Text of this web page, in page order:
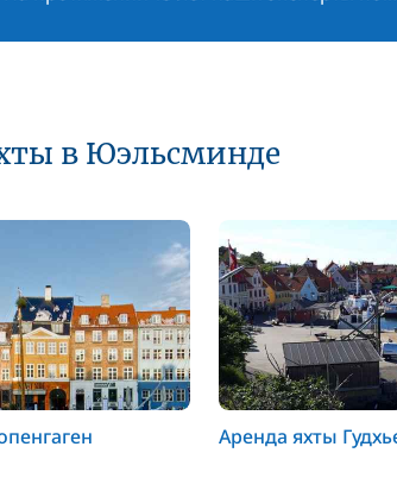
в Юэльсминде
Аренда яхты